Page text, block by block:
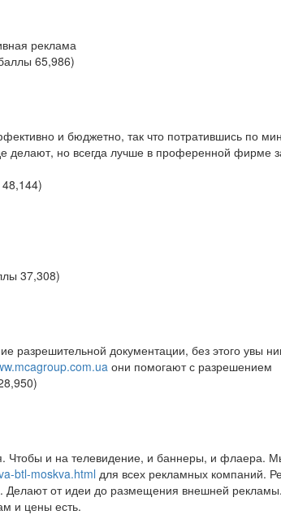
реклама
65,986)
и бюджетно, так что потратившись по
делают, но всегда лучше в проференной фирме
48,144)
37,308)
разрешительной документации, без этого увы
они помогают с разрешением
)
Чтобы и на телевидение, и баннеры, и флаера.
btl-moskva.html для всех рекламных компаний.
от идеи до размещения внешней рекламы.
и цены есть.